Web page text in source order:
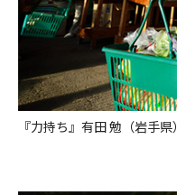
『力持ち』有田 勉（岩手県）